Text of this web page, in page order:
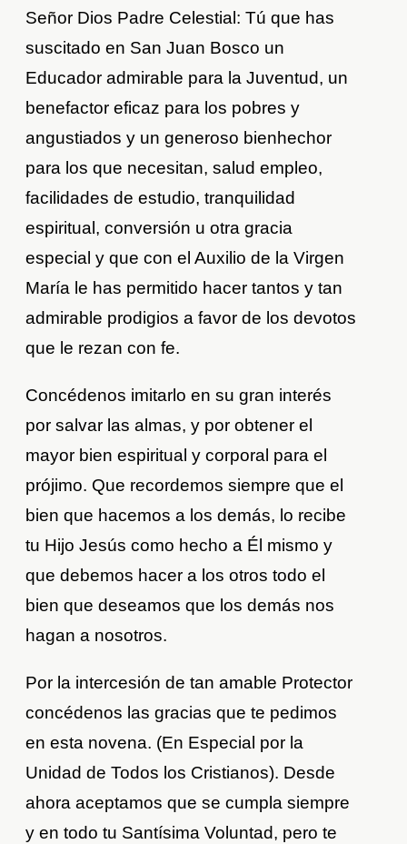
Señor Dios Padre Celestial: Tú que has
suscitado en San Juan Bosco un
Educador admirable para la Juventud, un
benefactor eficaz para los pobres y
angustiados y un generoso bienhechor
para los que necesitan, salud empleo,
facilidades de estudio, tranquilidad
espiritual, conversión u otra gracia
especial y que con el Auxilio de la Virgen
María le has permitido hacer tantos y tan
admirable prodigios a favor de los devotos
que le rezan con fe.
Concédenos imitarlo en su gran interés
por salvar las almas, y por obtener el
mayor bien espiritual y corporal para el
prójimo. Que recordemos siempre que el
bien que hacemos a los demás, lo recibe
tu Hijo Jesús como hecho a Él mismo y
que debemos hacer a los otros todo el
bien que deseamos que los demás nos
hagan a nosotros.
Por la intercesión de tan amable Protector
concédenos las gracias que te pedimos
en esta novena. (En Especial por la
Unidad de Todos los Cristianos). Desde
ahora aceptamos que se cumpla siempre
y en todo tu Santísima Voluntad, pero te